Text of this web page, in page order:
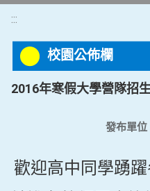
:::
校園公佈欄
2016年寒假大學營隊招
發布單位
歡迎高中同學踴躍